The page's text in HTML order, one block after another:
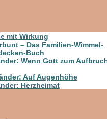
mit Wirkung
– Das Familien-Wimmel-
Buch
Wenn Gott zum
Auf Augenhöhe
Herzheimat